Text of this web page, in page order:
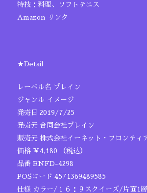
特技：料理、ソフトテニス
Amazon リンク
★Detail
レーベル名 ブレイン
ジャンル イメージ
発売日 2019/7/25
発売元 合同会社ブレイン
販売元 株式会社イーネット・フロンティ
価格 ￥4,180 （税込）
品番 ENFD-4298
POSコード 4571369489585
仕様 カラー/１６：９スクイーズ/片面1